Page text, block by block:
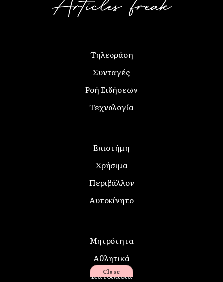
Τηλεοράση
Συνταγές
Ροή Ειδήσεων
Τεχνολογία
Επιστήμη
Χρήσιμα
Περιβάλλον
Αυτοκίνητο
Μητρότητα
Αθλητικά
Κατοικίδια
Close